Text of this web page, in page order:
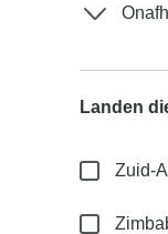
Landen
Zuid-